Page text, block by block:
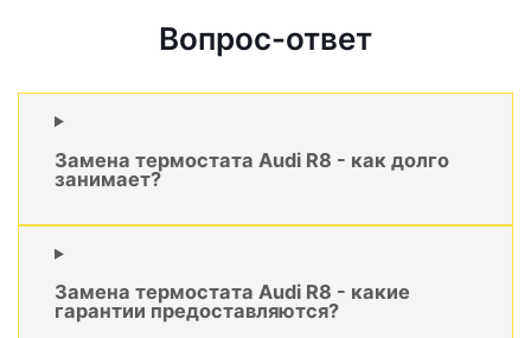
Вопрос-ответ
Замена термостата Audi R8 - как долго
занимает?
Замена термостата Audi R8 - какие
гарантии предоставляются?